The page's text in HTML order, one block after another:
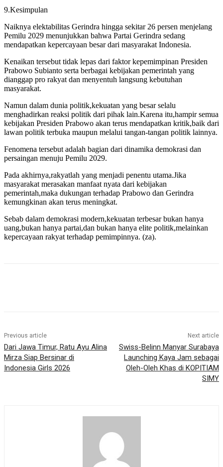
9.Kesimpulan
Naiknya elektabilitas Gerindra hingga sekitar 26 persen menjelang
Pemilu 2029 menunjukkan bahwa Partai Gerindra sedang
mendapatkan kepercayaan besar dari masyarakat Indonesia.
Kenaikan tersebut tidak lepas dari faktor kepemimpinan Presiden
Prabowo Subianto serta berbagai kebijakan pemerintah yang
dianggap pro rakyat dan menyentuh langsung kebutuhan
masyarakat.
Namun dalam dunia politik,kekuatan yang besar selalu
menghadirkan reaksi politik dari pihak lain.Karena itu,hampir semua
kebijakan Presiden Prabowo akan terus mendapatkan kritik,baik dari
lawan politik terbuka maupun melalui tangan-tangan politik lainnya.
Fenomena tersebut adalah bagian dari dinamika demokrasi dan
persaingan menuju Pemilu 2029.
Pada akhirnya,rakyatlah yang menjadi penentu utama.Jika
masyarakat merasakan manfaat nyata dari kebijakan
pemerintah,maka dukungan terhadap Prabowo dan Gerindra
kemungkinan akan terus meningkat.
Sebab dalam demokrasi modern,kekuatan terbesar bukan hanya
uang,bukan hanya partai,dan bukan hanya elite politik,melainkan
kepercayaan rakyat terhadap pemimpinnya. (za).
Previous article
Dari Jawa Timur, Ratu Ayu Alina
Mirza Siap Bersinar di
Indonesia Girls 2026
Next article
Swiss-Belinn Manyar Surabaya
Launching Kaya Jam sebagai
Oleh-Oleh Khas di KOPITIAM
SIMY